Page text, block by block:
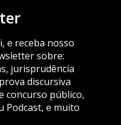
e receba nosso
sobre:
jurisprudência
discursiva
concurso público,
Podcast, e muito